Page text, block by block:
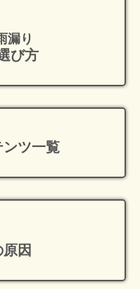
漏り
び方
ンツ一覧
因